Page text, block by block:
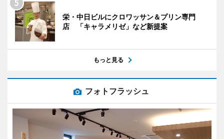
栄・中日ビルにクロワッサン＆プリン専門
店 「キャラメリゼ」など新提案
もっと見る
フォトフラッシュ